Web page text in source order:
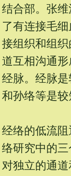
结合部。张
了有连接毛
接组织和组
道互相沟通
经脉。经脉
和孙络等是较
经络的低流
络研究中的
对独立的通